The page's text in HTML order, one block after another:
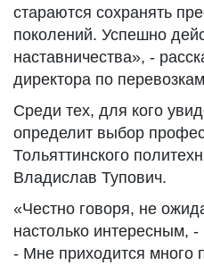
стараются сохранять
поколений. Успешно
наставничества», -
директора по
Среди тех, для кого
определит выбор
Тольяттинского
Владислав Тупович.
«Честно говоря, не
настолько интересным,
- Мне приходится много